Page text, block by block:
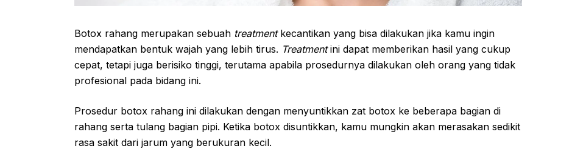
Botox rahang merupakan sebuah treatment kecantikan yang bisa dilakukan jika kamu ingin
mendapatkan bentuk wajah yang lebih tirus. Treatmentini dapat memberikan hasil yang cukup
cepat, tetapi juga berisiko tinggi, terutama apabila prosedurnya dilakukan oleh orang yang tidak
profesional pada bidang ini.
Prosedur botox rahang ini dilakukan dengan menyuntikkan zat botox ke beberapa bagian di
rahang serta tulang bagian pipi. Ketika botox disuntikkan, kamu mungkin akan merasakan sedikit
rasa sakit dari jarum yang berukuran kecil.